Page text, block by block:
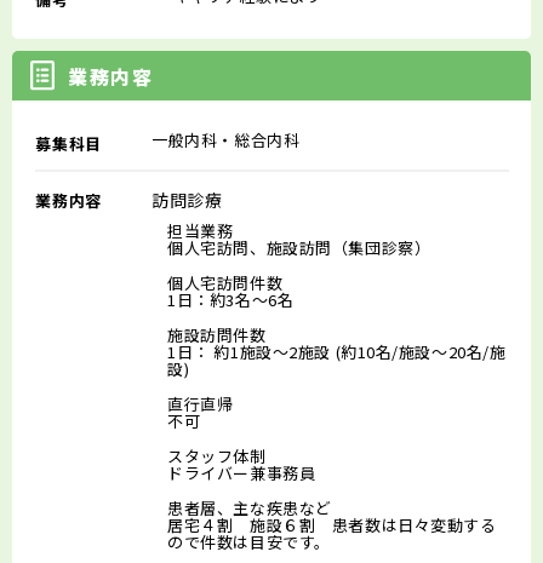
業務内容
募集科目 一般内科・総合内科
業務内容 訪問診療
担当業務
個人宅訪問、施設訪問（集団診察）
個人宅訪問件数
1日：約3名～6名
施設訪問件数
1日： 約1施設～2施設 (約10名/施設～20名/施
設)
直行直帰
不可
スタッフ体制
ドライバー兼事務員
患者層、主な疾患など
居宅４割 施設６割 患者数は日々変動する
ので件数は目安です。